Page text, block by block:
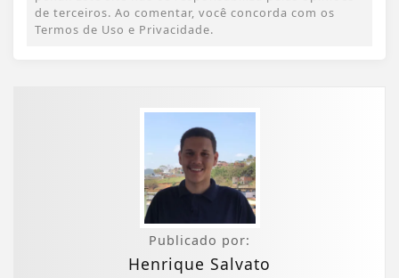
de terceiros. Ao comentar, você concorda com os
Termos de Uso e Privacidade.
Publicado por:
Henrique Salvato